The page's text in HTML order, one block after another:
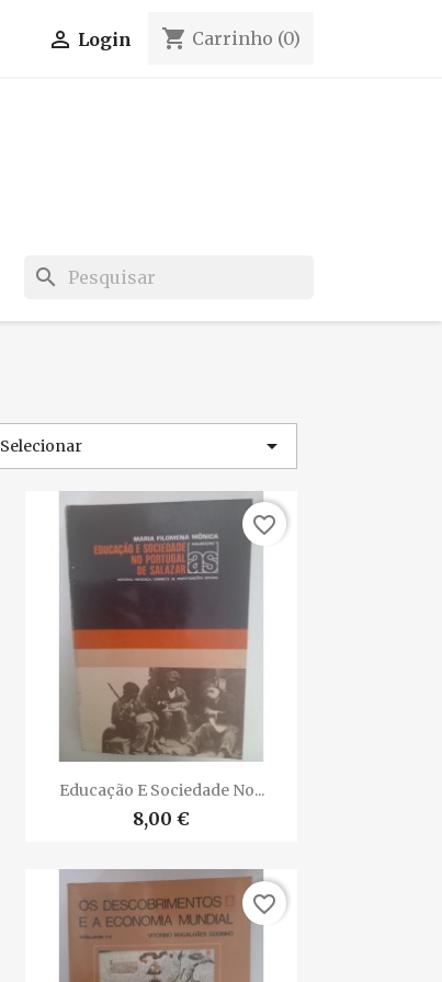
 Login shopping_cart Carrinho (0)
search
Selecionar 
Vista rápida
Educação E Sociedade No...
8,00 €
favorite_border
favorite_border